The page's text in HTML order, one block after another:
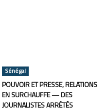
Sénégal
POUVOIR ET PRESSE, RELATIONS
EN SURCHAUFFE — DES
JOURNALISTES ARRÊTÉS